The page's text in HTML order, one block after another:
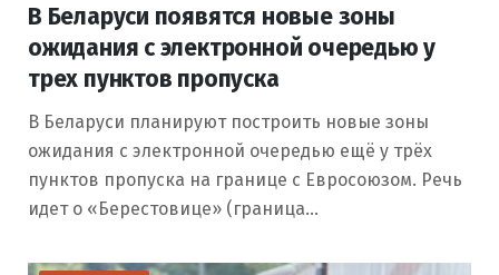
В Беларуси появятся новые зоны
ожидания с электронной очередью у
трех пунктов пропуска
В Беларуси планируют построить новые зоны
ожидания с электронной очередью ещё у трёх
пунктов пропуска на границе с Евросоюзом. Речь
идет о «Берестовице» (граница…